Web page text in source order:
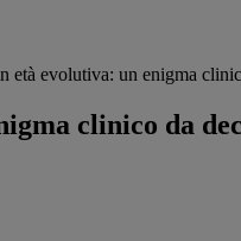
evolutiva: un enigma
clinico da